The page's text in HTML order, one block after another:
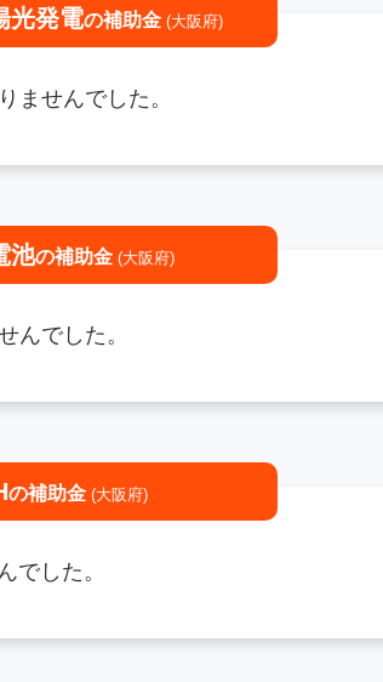
光発電の補助金 (大阪府)
ませんでした。
池の補助金 (大阪府)
んでした。
の補助金 (大阪府)
でした。